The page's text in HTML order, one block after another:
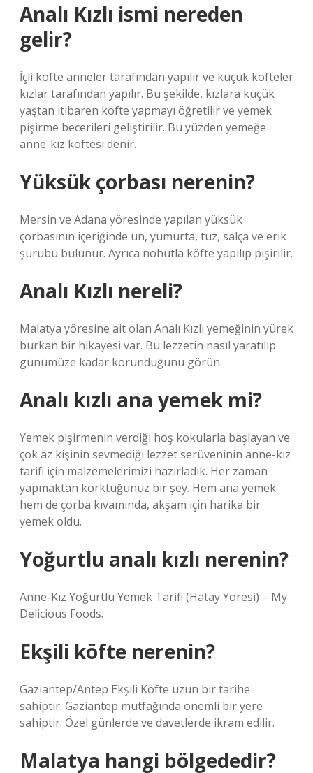
Analı Kızlı ismi nereden
gelir?
İçli köfte anneler tarafından yapılır ve küçük köfteler
kızlar tarafından yapılır. Bu şekilde, kızlara küçük
yaştan itibaren köfte yapmayı öğretilir ve yemek
pişirme becerileri geliştirilir. Bu yüzden yemeğe
anne-kız köftesi denir.
Yüksük çorbası nerenin?
Mersin ve Adana yöresinde yapılan yüksük
çorbasının içeriğinde un, yumurta, tuz, salça ve erik
şurubu bulunur. Ayrıca nohutla köfte yapılıp pişirilir.
Analı Kızlı nereli?
Malatya yöresine ait olan Analı Kızlı yemeğinin yürek
burkan bir hikayesi var. Bu lezzetin nasıl yaratılıp
günümüze kadar korunduğunu görün.
Analı kızlı ana yemek mi?
Yemek pişirmenin verdiği hoş kokularla başlayan ve
çok az kişinin sevmediği lezzet serüveninin anne-kız
tarifi için malzemelerimizi hazırladık. Her zaman
yapmaktan korktuğunuz bir şey. Hem ana yemek
hem de çorba kıvamında, akşam için harika bir
yemek oldu.
Yoğurtlu analı kızlı nerenin?
Anne-Kız Yoğurtlu Yemek Tarifi (Hatay Yöresi) – My
Delicious Foods.
Ekşili köfte nerenin?
Gaziantep/Antep Ekşili Köfte uzun bir tarihe
sahiptir. Gaziantep mutfağında önemli bir yere
sahiptir. Özel günlerde ve davetlerde ikram edilir.
Malatya hangi bölgededir?